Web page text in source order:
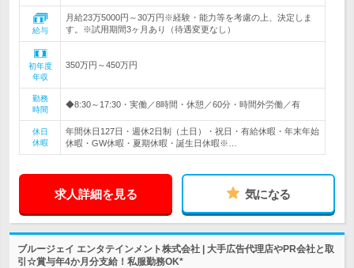
給与
月給23万5000円～30万円※経験・能力等を考慮の上、決定しま
す。※試用期間3ヶ月あり（待遇変更なし）
初年度
年収
350万円～450万円
勤務
時間
◆8:30～17:30・実働／8時間・休憩／60分・時間外労働／有
休日
休暇
年間休日127日・週休2日制（土日）・祝日・有給休暇・年末年始
休暇・GW休暇・夏期休暇・誕生日休暇※…
求人詳細を見る 気になる
ブルージェイ エンタテインメント株式会社 | 大手広告代理店やPR会社と取
引☆賞与年4か月分支給！私服勤務OK*